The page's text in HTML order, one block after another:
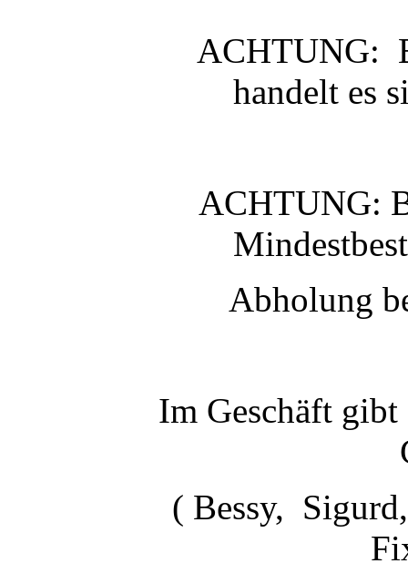
ACHTUNG:
handelt es
ACHTUNG:
Abholung
Im Geschäft gibt
( Bessy,